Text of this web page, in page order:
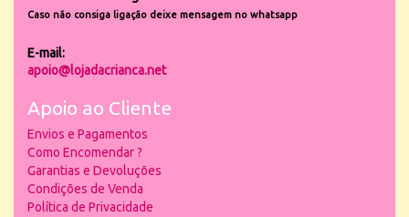
Caso não consiga ligação deixe mensagem no whatsapp
E-mail:
apoio@lojadacrianca.net
Apoio ao Cliente
Envios e Pagamentos
Como Encomendar ?
Garantias e Devoluções
Condições de Venda
Política de Privacidade